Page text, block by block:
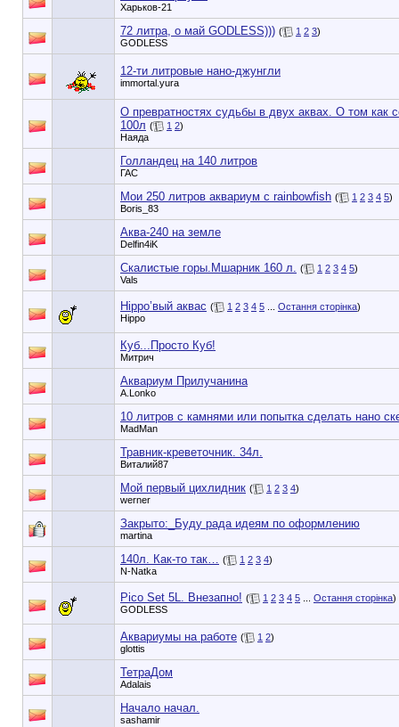
Харьков-21
72 литра, о май GODLESS))) ( 1 2 3)
GODLESS
12-ти литровые нано-джунгли
immortal.yura
О превратностях судьбы в двух аквах. О том как
100л ( 1 2)
Наяда
Голландец на 140 литров
ГАС
Мои 250 литров аквариум с rainbowfish ( 1 2 3 4 5)
Boris_83
Аква-240 на земле
Delfin4iK
Скалистые горы.Мшарник 160 л. ( 1 2 3 4 5)
Vals
Hippo’вый аквас ( 1 2 3 4 5 Остання сторінка)
Hippo
Куб...Просто Куб!
Митрич
Аквариум Прилучанина
A.Lonko
10 литров с камнями или попытка сделать нано
MadMan
Травник-креветочник. 34л.
Виталий87
Мой первый цихлидник ( 1 2 3 4)
werner
Закрыто:_ Буду рада идеям по оформлению
martina
140л. Как-то так… ( 1 2 3 4)
N-Natka
Pico Set 5L. Внезапно! ( 1 2 3 4 5 Остання сторінка)
GODLESS
Аквариумы на работе ( 1 2)
glottis
ТетраДом
Adalais
Начало начал.
sashamir